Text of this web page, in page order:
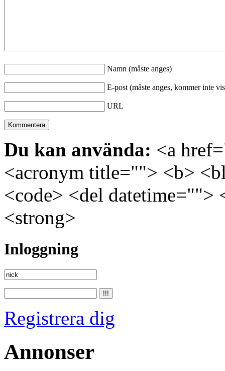
Namn (måste anges)
E-post (måste anges, kommer inte
URL
Du kan använda: <a
<acronym title=""> <b>
<code> <del
<strong>
Inloggning
Registrera dig
Annonser